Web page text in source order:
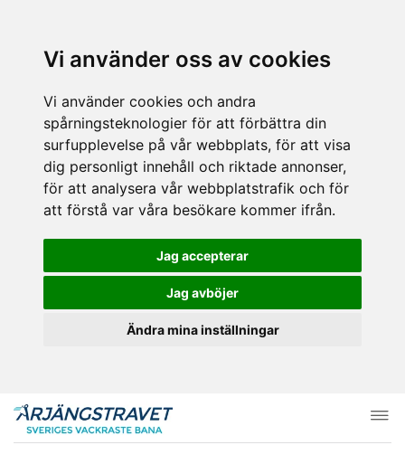
Vi använder oss av cookies
Vi använder cookies och andra
spårningsteknologier för att förbättra din
surfupplevelse på vår webbplats, för att visa
dig personligt innehåll och riktade annonser,
för att analysera vår webbplatstrafik och för
att förstå var våra besökare kommer ifrån.
Jag accepterar
Jag avböjer
Ändra mina inställningar